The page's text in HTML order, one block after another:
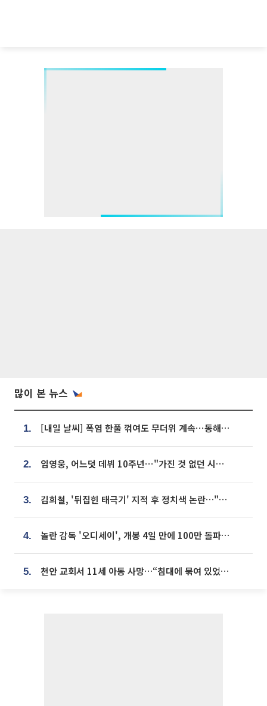
많이 본 뉴스
1. [내일 날씨] 폭염 한풀 꺾여도 무더위 계속⋯동해안 이틀 연속 비
2. 임영웅, 어느덧 데뷔 10주년⋯"가진 것 없던 시절, 내 앞엔 20명의 팬뿐"
3. 김희철, '뒤집힌 태극기' 지적 후 정치색 논란…"좌우 떠나 우리나라 국기"
4. 놀란 감독 '오디세이', 개봉 4일 만에 100만 돌파⋯'왕사남' 보다 빠르다
5. 천안 교회서 11세 아동 사망…“침대에 묶여 있었다” 진술 확보